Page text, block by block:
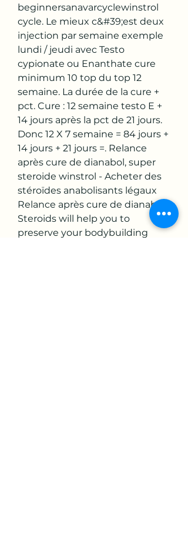
beginnersanavarcyclewinstrol
cycle. Le mieux c&#39;est deux
injection par semaine exemple
lundi / jeudi avec Testo
cypionate ou Enanthate cure
minimum 10 top du top 12
semaine. La durée de la cure +
pct. Cure : 12 semaine testo E +
14 jours après la pct de 21 jours.
Donc 12 X 7 semaine = 84 jours +
14 jours + 21 jours =. Relance
après cure de dianabol, super
steroide winstrol - Acheter des
stéroïdes anabolisants légaux
Relance après cure de dianabol
Steroids will help you to
preserve your bodybuilding